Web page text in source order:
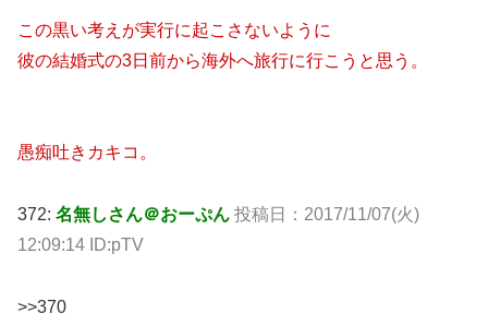
この黒い考えが実行に起こさないように
彼の結婚式の3日前から海外へ旅行に行こうと思う。
愚痴吐きカキコ。
372: 名無しさん＠おーぷん 投稿日：2017/11/07(火)
12:09:14 ID:pTV
>>370